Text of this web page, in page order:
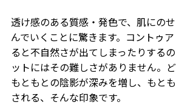
透け感のある質感・発色で、肌にの
んでいくことに驚きます。コントゥ
ると不自然さが出てしまったりする
ットにはその難しさがありません。
もともとの陰影が深みを増し、もと
される、そんな印象です。